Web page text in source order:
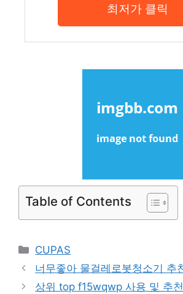
최저가 클릭
Table of Contents
Categories
CUPAS
너무좋아 물걸레로봇청소기 추
상위 top f15wqwp 사용 및 추